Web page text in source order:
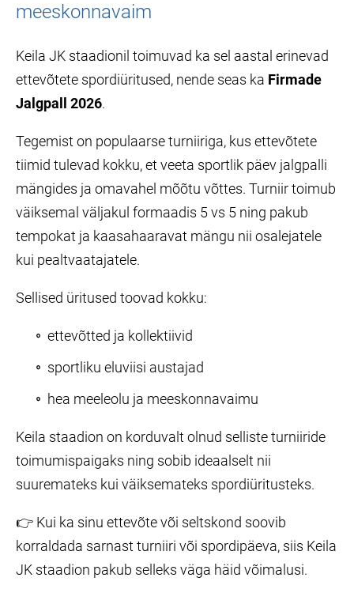
meeskonnavaim
Keila JK staadionil toimuvad ka sel aastal erinevad
ettevõtete spordiüritused, nende seas ka Firmade
Jalgpall 2026.
Tegemist on populaarse turniiriga, kus ettevõtete
tiimid tulevad kokku, et veeta sportlik päev jalgpalli
mängides ja omavahel mõõtu võttes. Turniir toimub
väiksemal väljakul formaadis 5 vs 5 ning pakub
tempokat ja kaasahaaravat mängu nii osalejatele
kui pealtvaatajatele.
Sellised üritused toovad kokku:
ettevõtted ja kollektiivid
sportliku eluviisi austajad
hea meeleolu ja meeskonnavaimu
Keila staadion on korduvalt olnud selliste turniiride
toimumispaigaks ning sobib ideaalselt nii
suuremateks kui väiksemateks spordiüritusteks.
👉 Kui ka sinu ettevõte või seltskond soovib
korraldada sarnast turniiri või spordipäeva, siis Keila
JK staadion pakub selleks väga häid võimalusi.